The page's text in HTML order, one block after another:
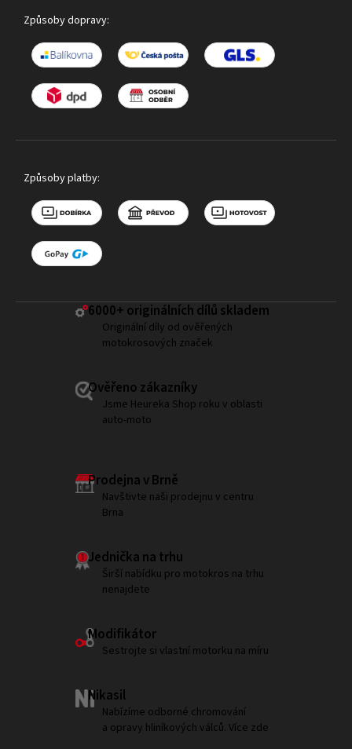
Způsoby dopravy:
Způsoby platby:
6000+ ​originálních dílů skladem
Originální díly od ověřených
motokrosových značek
Ověřeno zákazníky
Jsme Heureka Shop roku v oblasti
auto-moto
Prodejna v Brně
Navštivte naši prodejnu v centru
Brna
Jednička na trhu
Širší nabídku pro motokros na trhu
nenajdete
Modifikátor
Sestrojte si vlastní motorku na míru
Nikasil
Nabízíme odborné chromování
a opravy hliníkových válců. Více zde